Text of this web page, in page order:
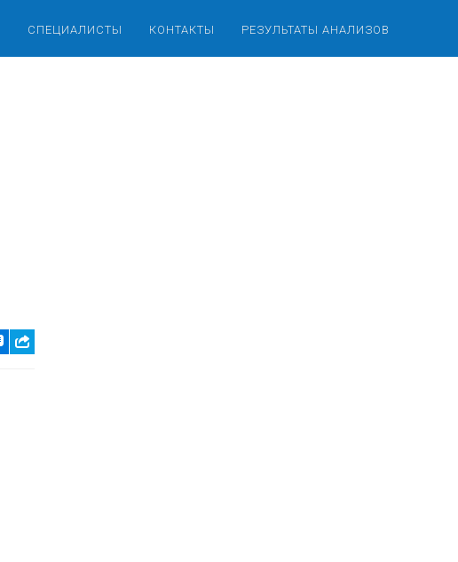
СПЕЦИАЛИСТЫ КОНТАКТЫ РЕЗУЛЬТАТЫ АНАЛИЗОВ